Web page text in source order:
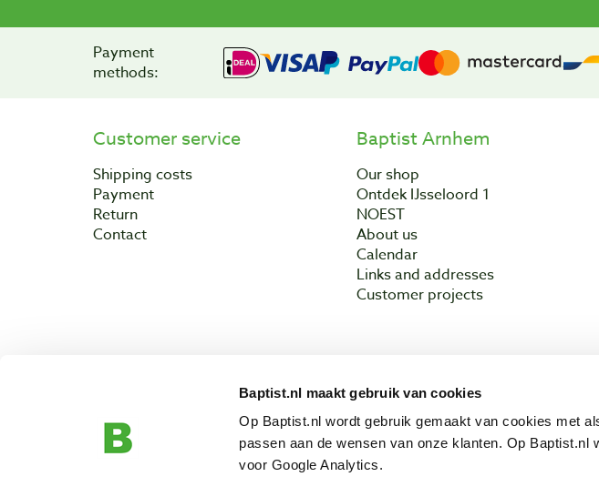
Baptist.nl maakt gebruik van cookies
Op Baptist.nl wordt gebruik gemaakt van cookies met
passen aan de wensen van onze klanten. Op
voor Google Analytics.
Payment
methods:
Customer service
Shipping costs
Payment
Return
Contact
Baptist Arnhem
Our shop
Ontdek IJsseloord 1
NOEST
About us
Calendar
Links and addresses
Customer projects
Copyright © 2003 - 2026 Baptist Arnhem BV